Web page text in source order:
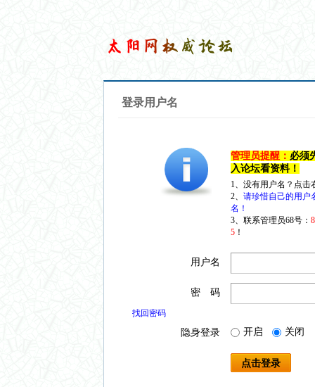
登录用户名
管理员提醒： 必须
入论坛看资料！
1、没有用户名？点
2、 请珍惜自己的用户
名！
3、联系管理员68号：
5 ！
用户名
密 码
找回密码
隐身登录 开启 关闭
点击登录